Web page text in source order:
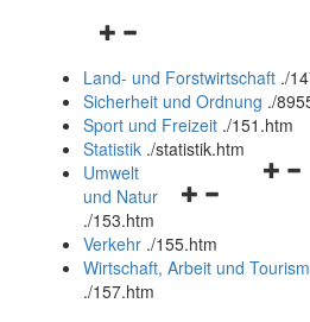
Navigationsmenü
und
schließen
Land- und Forstwirtschaft ./
Sicherheit und Ordnung ./
Sport und Freizeit ./151.htm
Statistik ./statistik.htm
Navigationsmenü
und
schließen
Umwelt
und Natur
./153.htm
Verkehr ./155.htm
Wirtschaft, Arbeit und
./157.htm